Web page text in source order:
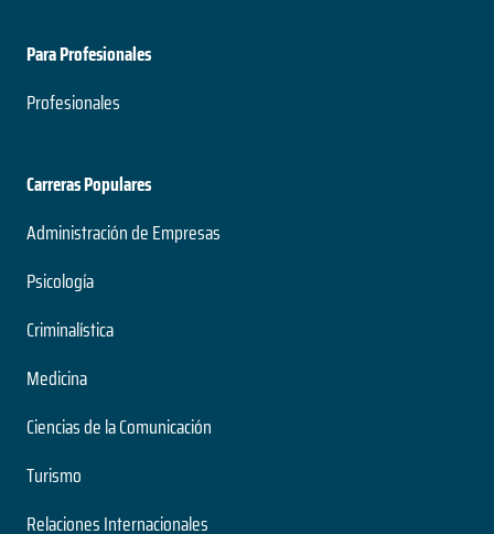
Para Profesionales
Profesionales
Carreras Populares
Administración de Empresas
Psicología
Criminalística
Medicina
Ciencias de la Comunicación
Turismo
Relaciones Internacionales